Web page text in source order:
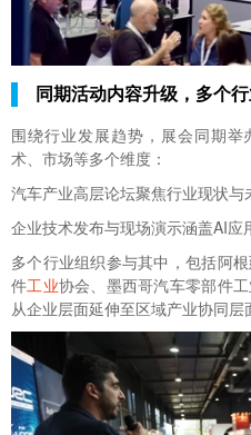
同期活动内容升级，多个
围绕行业发展趋势，展会同期
术、市场等多个维度：
汽车产业高层论坛聚焦行业现状与
企业技术发布与现场演示涵盖AI应
多个行业组织参与其中，包括阿
件工业协会、墨西哥汽车零部件
从企业层面延伸至区域产业协同层